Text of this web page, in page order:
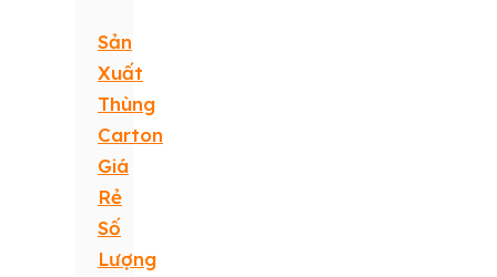
Sản
Xuất
Thùng
Carton
Giá
Rẻ
Số
Lượng